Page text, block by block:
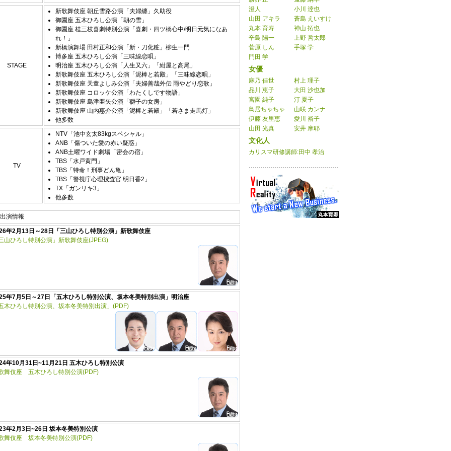
STAGE
新歌舞伎座 朝丘雪路公演「夫婦纏」久助役
御園座 五木ひろし公演「朝の雪」
御園座 桂三枝喜劇特別公演「喜劇・四ツ橋心中/明日元気になあ
れ！」
新橋演舞場 田村正和公演「新・刀化粧」柳生一門
博多座 五木ひろし公演「三味線恋唄」
明治座 五木ひろし公演「人生又六」「紺屋と高尾」
新歌舞伎座 五木ひろし公演「泥棒と若殿」「三味線恋唄」
新歌舞伎座 天童よしみ公演「夫婦善哉外伝 雨やどり恋歌」
新歌舞伎座 コロッケ公演「わたくしです物語」
新歌舞伎座 島津亜矢公演「獅子の女房」
新歌舞伎座 山内惠介公演「泥棒と若殿」「若さま走馬灯」
他多数
TV
NTV「池中玄太83kgスペシャル」
ANB「傷ついた愛の赤い疑惑」
ANB土曜ワイド劇場「密会の宿」
TBS「水戸黄門」
TBS「特命！刑事どん亀」
TBS「警視庁心理捜査官 明日香2」
TX「ガンリキ3」
他多数
出演情報
年2月13日～28日「三山ひろし特別公演」新歌舞伎座
山ひろし特別公演」新歌舞伎座(JPEG)
年7月5日～27日「五木ひろし特別公演、坂本冬美特別出演」明治座
木ひろし特別公演、坂本冬美特別出演」(PDF)
年10月31日~11月21日 五木ひろし特別公演
舞伎座 五木ひろし特別公演(PDF)
年2月3日~26日 坂本冬美特別公演
舞伎座 坂本冬美特別公演(PDF)
澄人
小川 逹也
山田 アキラ
蒼島 えいすけ
丸本 育寿
神山 拓也
辛島 陽一
上野 哲太郎
菅原 しん
手塚 学
門田 学
女優
麻乃 佳世
村上 理子
品川 恵子
大田 沙也加
宮園 純子
汀 夏子
鳥居ちゃちゃ
山咲 カンナ
伊藤 友里恵
愛川 裕子
山田 光真
安井 摩耶
文化人
カリスマ研修講師:田中 孝治